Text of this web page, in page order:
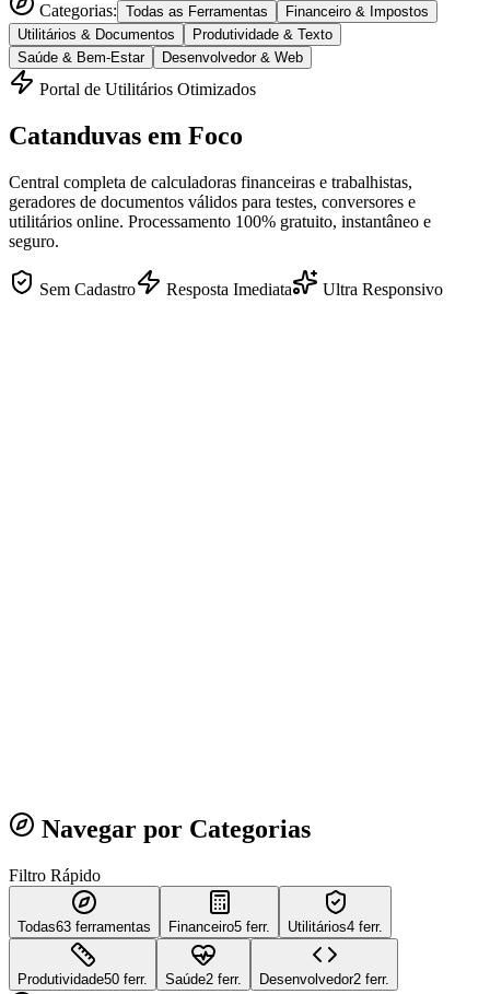
Categorias: Todas as Ferramentas
Financeiro & Impostos
Utilitários & Documentos
Produtividade & Texto
Saúde & Bem-Estar
Desenvolvedor & Web
Portal de Utilitários Otimizados
Catanduvas em Foco
Central completa de calculadoras financeiras e trabalhistas,
geradores de documentos válidos para testes, conversores e
utilitários online. Processamento 100% gratuito, instantâneo e
seguro.
Sem Cadastro Resposta Imediata Ultra Responsivo
Navegar por Categorias
Filtro Rápido
Todas63 ferramentas Financeiro5 ferr. Utilitários4 ferr.
Produtividade50 ferr. Saúde2 ferr. Desenvolvedor2 ferr.